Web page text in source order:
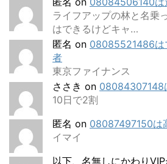
ライフアップの林と名乗
はできるけどキャ…
匿名 on 08085521486は
者
東京ファイナンス
ささき on 08084307148
10日で2割
匿名 on 08087497150は
イマイ
以下、名無しにかわり